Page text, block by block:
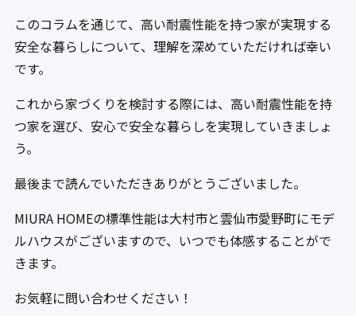
このコラムを通じて、高い耐震性能を持つ家が実現する
安全な暮らしについて、理解を深めていただければ幸い
です。
これから家づくりを検討する際には、高い耐震性能を持
つ家を選び、安心で安全な暮らしを実現していきましょ
う。
最後まで読んでいただきありがとうございました。
MIURA HOMEの標準性能は大村市と雲仙市愛野町にモデ
ルハウスがございますので、いつでも体感することがで
きます。
お気軽に問い合わせください！